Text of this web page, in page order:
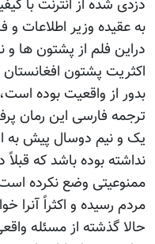
دزدی شده از انترنت با
به عقیده وزیر اطلاعات
دراین فلم از پشتون ها
اکثریت پشتون
بدور از واقعیت بوده
ترجمه فارسی این رمان
یک و نیم دوسال پیش به
نداشته بوده باشد که
ممنوعیتی وضع نکرده
مردم رسیده و اکثراً آنرا
حالا گذشته از مسئله